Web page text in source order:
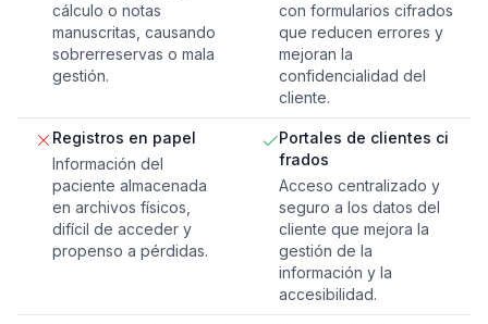
cálculo o notas
manuscritas, causando
sobrerreservas o mala
gestión.
con formularios cifrados
que reducen errores y
mejoran la
confidencialidad del
cliente.
Registros en papel
Información del
paciente almacenada
en archivos físicos,
difícil de acceder y
propenso a pérdidas.
Portales de clientes ci
frados
Acceso centralizado y
seguro a los datos del
cliente que mejora la
gestión de la
información y la
accesibilidad.